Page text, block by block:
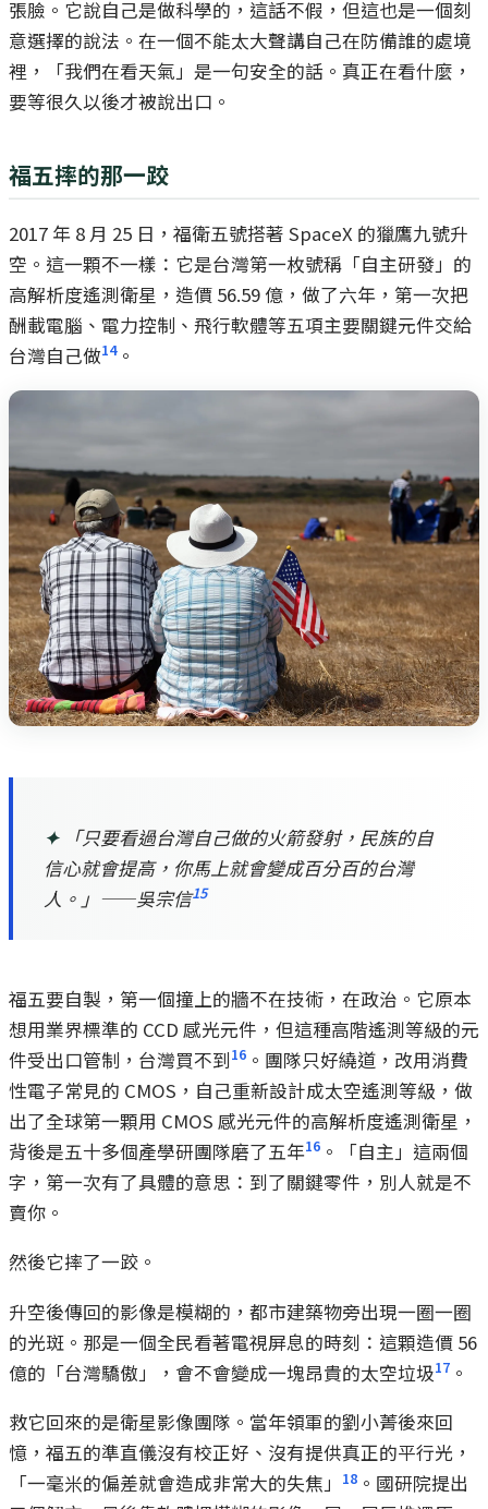
張臉。它說自己是做科學的，這話不假，但這也是一個刻
意選擇的說法。在一個不能太大聲講自己在防備誰的處境
裡，「我們在看天氣」是一句安全的話。真正在看什麼，
要等很久以後才被說出口。
福五摔的那一跤
2017 年 8 月 25 日，福衛五號搭著 SpaceX 的獵鷹九號升
空。這一顆不一樣：它是台灣第一枚號稱「自主研發」的
高解析度遙測衛星，造價 56.59 億，做了六年，第一次把
酬載電腦、電力控制、飛行軟體等五項主要關鍵元件交給
台灣自己做14。
✦「只要看過台灣自己做的火箭發射，民族的自
信心就會提高，你馬上就會變成百分百的台灣
人。」——吳宗信15
福五要自製，第一個撞上的牆不在技術，在政治。它原本
想用業界標準的 CCD 感光元件，但這種高階遙測等級的元
件受出口管制，台灣買不到16 。團隊只好繞道，改用消費
性電子常見的 CMOS，自己重新設計成太空遙測等級，做
出了全球第一顆用 CMOS 感光元件的高解析度遙測衛星，
背後是五十多個產學研團隊磨了五年16 。「自主」這兩個
字，第一次有了具體的意思：到了關鍵零件，別人就是不
賣你。
然後它摔了一跤。
升空後傳回的影像是模糊的，都市建築物旁出現一圈一圈
的光斑。那是一個全民看著電視屏息的時刻：這顆造價 56
億的「台灣驕傲」，會不會變成一塊昂貴的太空垃圾17 。
救它回來的是衛星影像團隊。當年領軍的劉小菁後來回
憶，福五的準直儀沒有校正好、沒有提供真正的平行光，
「一毫米的偏差就會造成非常大的失焦」
18 。國研院提出